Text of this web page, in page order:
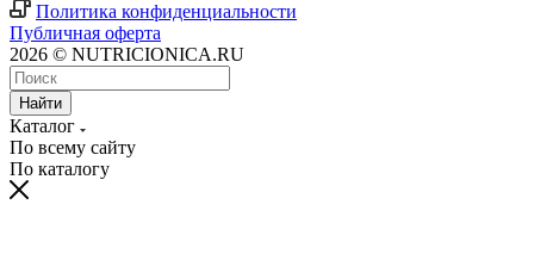
Политика конфиденциальности
Публичная оферта
2026 © NUTRICIONICA.RU
Найти
Каталог
По всему сайту
По каталогу